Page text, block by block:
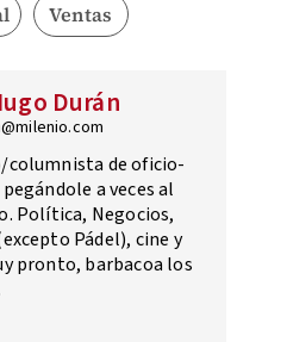
Ventas
Durán
columnista de oficio-
a veces al
Política, Negocios,
Pádel), cine y
pronto, barbacoa los